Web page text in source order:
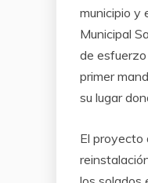
municipio y
Municipal
de
primer
su lugar
El proyecto